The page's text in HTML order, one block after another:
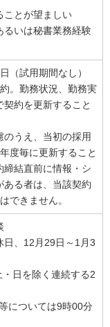
ことが望ましい
るいは秘書業務経験
（試用期間なし）
。勤務状況、勤務実
約を更新すること
うえ、当初の採用
度毎に更新すること
締結直前に情報・シ
ある者は、当該契約
できません。
、12月29日～1月3
日を除く連続する2
については9時00分